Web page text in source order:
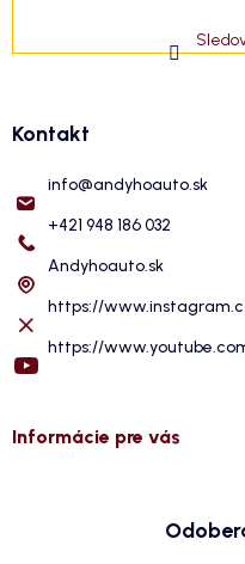
Kontakt
info@andyhoauto.sk
+421 948 186 032
Andyhoauto.sk
https://
https://
Informácie pre vás